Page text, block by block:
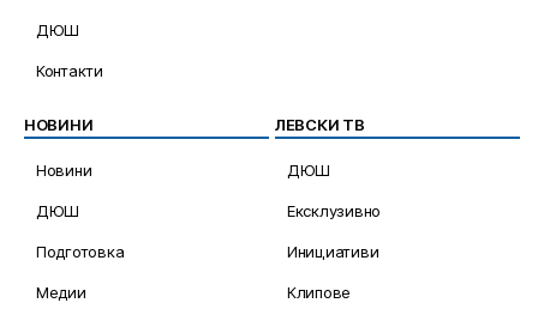
ДЮШ
Контакти
НОВИНИ
Новини
ДЮШ
Подготовка
Медии
ЛЕВСКИ ТВ
ДЮШ
Ексклузивно
Инициативи
Клипове